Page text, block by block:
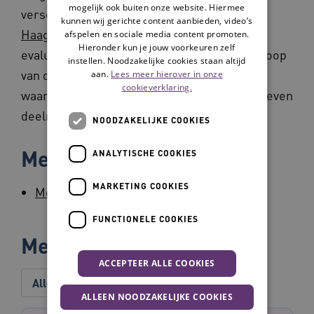
verschillende locaties vanWoonZorgcentra
Haaglanden(WZH) plaatsgevonden. Uit
evaluatieformulieren van deelnemers na afloop
van de gespreksgroep blijken hoge
waarderingen. In verschillende interviews geven
deelnemers hun waardering aan.
Meer informatie
Meer informatie en materiaal op WZH.nl
Meer over dit project
Alles Tip Tool Verhaal
mogelijk ook buiten onze website. Hiermee
kunnen wij gerichte content aanbieden, video’s
afspelen en sociale media content promoten.
Hieronder kun je jouw voorkeuren zelf
instellen. Noodzakelijke cookies staan altijd
aan. Lees meer hierover in onze
cookieverklaring.
NOODZAKELIJKE COOKIES
ANALYTISCHE COOKIES
MARKETING COOKIES
FUNCTIONELE COOKIES
ACCEPTEER ALLE COOKIES
ALLEEN NOODZAKELIJKE COOKIES